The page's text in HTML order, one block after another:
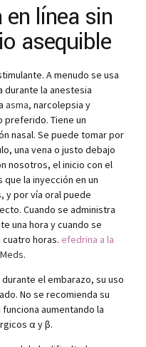
línea sin
asequible
A menudo se usa
durante la anestesia
asma, narcolepsia y
Tiene un
nasal. Se puede tomar por
una vena o justo debajo
nosotros, el inicio con el
la inyección en un
y por vía oral puede
Cuando se administra
una hora y cuando se
horas. efedrina a la
.
el embarazo, su uso
No se recomienda su
aumentando la
α y β.